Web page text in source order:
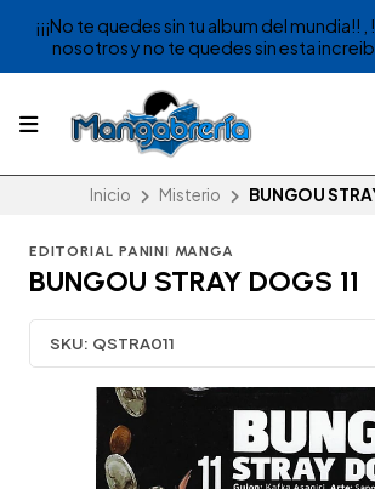
¡¡¡No te quedes sin tu album del mundia!!
nosotros y no te quedes sin esta
Inicio Misterio BUNGOU
EDITORIAL PANINI MANGA
BUNGOU STRAY DOGS 11
SKU: QSTRA011